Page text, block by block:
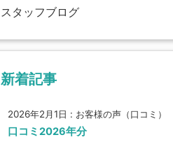
スタッフブログ
新着記事
2026年2月1日 : お客様の声（口コミ）
口コミ2026年分